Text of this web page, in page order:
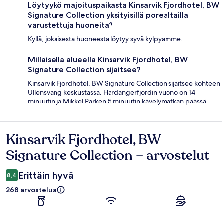
Löytyykö majoituspaikasta Kinsarvik Fjordhotel, BW
Signature Collection yksityisillä porealtailla
varustettuja huoneita?
Kyllä, jokaisesta huoneesta löytyy syvä kylpyamme.
Millaisella alueella Kinsarvik Fjordhotel, BW
Signature Collection sijaitsee?
Kinsarvik Fjordhotel, BW Signature Collection sijaitsee kohteen
Ullensvang keskustassa. Hardangerfjordin vuono on 14
minuutin ja Mikkel Parken 5 minuutin kävelymatkan päässä.
Arvostelut
Kinsarvik Fjordhotel, BW
Signature Collection – arvostelut
8,4 Erittäin hyvä
268 arvostelua